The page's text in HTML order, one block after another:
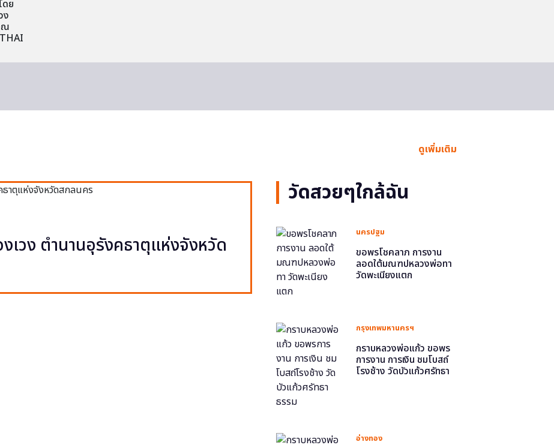
ดย
ง
ณ
ดูเพิ่มเติม
เวง ตำนานอุรังคธาตุแห่งจังหวัด
วัดสวยๆใกล้ฉัน
นครปฐม
ขอพรโชคลาภ การงาน
ลอดใต้มณฑปหลวงพ่อทา
วัดพะเนียงแตก
กรุงเทพมหานครฯ
กราบหลวงพ่อแก้ว ขอพร
การงาน การเงิน ชมโบสถ์
โรงช้าง วัดบัวแก้วศรัทธา
อ่างทอง